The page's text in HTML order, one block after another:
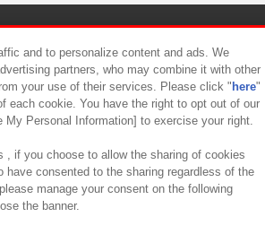
について カスタマーハラスメント対応方針
and to personalize content and ads. We
partners, who may combine it with other
your use of their services. Please click " here"
each cookie. You have the right to opt out of our
Personal Information] to exercise your right.
, if you choose to allow the sharing of cookies
have consented to the sharing regardless of the
manage your consent on the following
the banner.